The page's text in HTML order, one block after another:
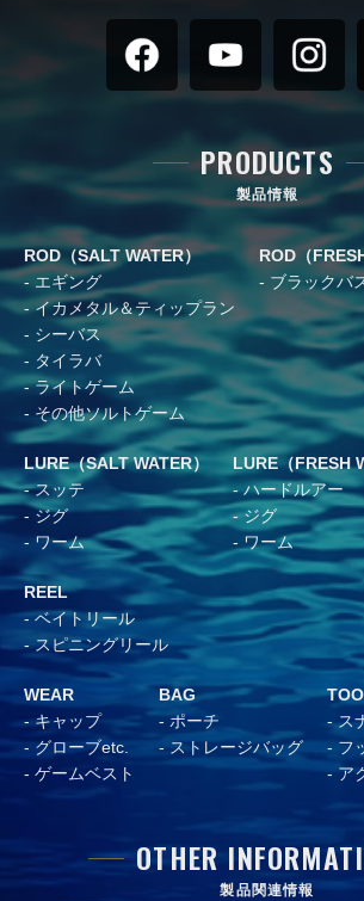
PRODUCTS
製品情報
ROD（SALT WATER）
エギング
イカメタル＆ティップラン
シーバス
タイラバ
ライトゲーム
その他ソルトゲーム
ROD（
ブラックバ
LURE（SALT WATER）
スッテ
ジグ
ワーム
LURE（FRESH
ハードルアー
ジグ
ワーム
REEL
ベイトリール
スピニングリール
WEAR
キャップ
グローブetc.
ゲームベスト
BAG
ポーチ
ストレージバッグ
ス
フ
ア
OTHER
製品関連情報